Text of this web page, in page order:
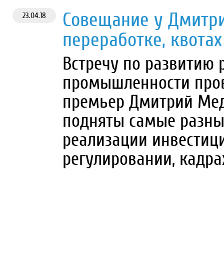
23.04.18
Совещание у
переработке,
Встречу по
промышленности
премьер Дмитрий
подняты самые
реализации
регулировании,